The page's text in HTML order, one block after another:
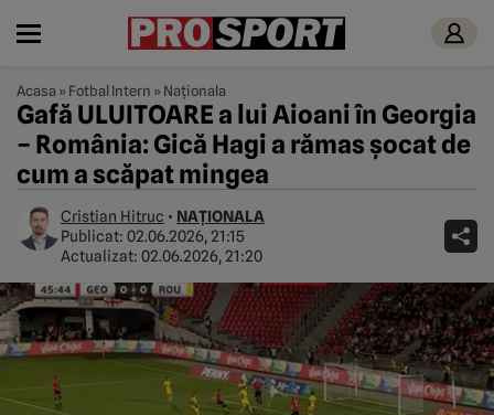
Acasa » Fotbal Intern » Naționala
Gafă ULUITOARE a lui Aioani în Georgia
– România: Gică Hagi a rămas şocat de
cum a scăpat mingea
Cristian Hitruc • NAȚIONALA
Publicat: 02.06.2026, 21:15
Actualizat: 02.06.2026, 21:20